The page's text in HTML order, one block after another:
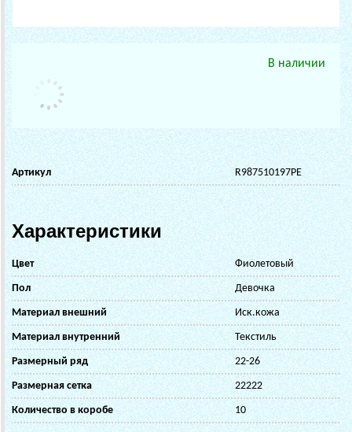
В наличии
Артикул R987510197PE
Характеристики
Цвет Фиолетовый
Пол Девочка
Материал внешний Иск.кожа
Материал внутренний Текстиль
Размерный ряд 22-26
Размерная сетка 22222
Количество в коробе 10